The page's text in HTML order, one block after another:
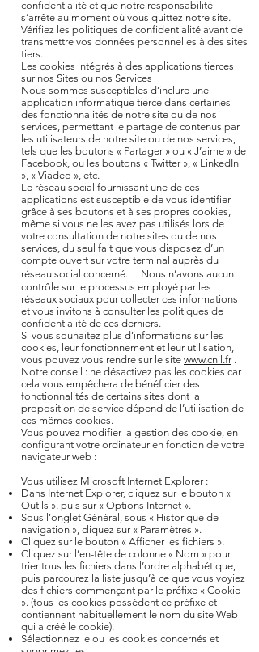
confidentialité et que notre responsabilité
s’arrête au moment où vous quittez notre site.
Vérifiez les politiques de confidentialité avant de
transmettre vos données personnelles à des sites
tiers.
Les cookies intégrés à des applications tierces
sur nos Sites ou nos Services
Nous sommes susceptibles d’inclure une
application informatique tierce dans certaines
des fonctionnalités de notre site ou de nos
services, permettant le partage de contenus par
les utilisateurs de notre site ou de nos services,
tels que les boutons « Partager » ou « J’aime » de
Facebook, ou les boutons « Twitter », « LinkedIn
», « Viadeo », etc.
Le réseau social fournissant une de ces
applications est susceptible de vous identifier
grâce à ses boutons et à ses propres cookies,
même si vous ne les avez pas utilisés lors de
votre consultation de notre sites ou de nos
services, du seul fait que vous disposez d’un
compte ouvert sur votre terminal auprès du
réseau social concerné. Nous n’avons aucun
contrôle sur le processus employé par les
réseaux sociaux pour collecter ces informations
et vous invitons à consulter les politiques de
confidentialité de ces derniers.
Si vous souhaitez plus d’informations sur les
cookies, leur fonctionnement et leur utilisation,
vous pouvez vous rendre sur le site www.cnil.fr .
Notre conseil : ne désactivez pas les cookies car
cela vous empêchera de bénéficier des
fonctionnalités de certains sites dont la
proposition de service dépend de l’utilisation de
ces mêmes cookies.
Vous pouvez modifier la gestion des cookie, en
configurant votre ordinateur en fonction de votre
navigateur web :
Vous utilisez Microsoft Internet Explorer :
Dans Internet Explorer, cliquez sur le bouton «
Outils », puis sur « Options Internet ».
Sous l’onglet Général, sous « Historique de
navigation », cliquez sur « Paramètres ».
Cliquez sur le bouton « Afficher les fichiers ».
Cliquez sur l’en-tête de colonne « Nom » pour
trier tous les fichiers dans l’ordre alphabétique,
puis parcourez la liste jusqu’à ce que vous voyiez
des fichiers commençant par le préfixe « Cookie
». (tous les cookies possèdent ce préfixe et
contiennent habituellement le nom du site Web
qui a créé le cookie).
Sélectionnez le ou les cookies concernés et